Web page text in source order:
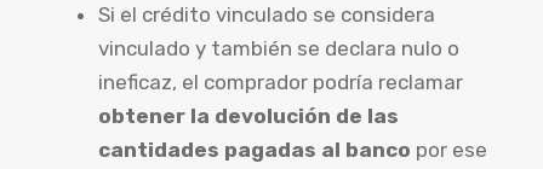
Si el crédito vinculado se considera
vinculado y también se declara nulo o
ineficaz, el comprador podría reclamar
obtener la devolución de las
cantidades pagadas al banco por ese